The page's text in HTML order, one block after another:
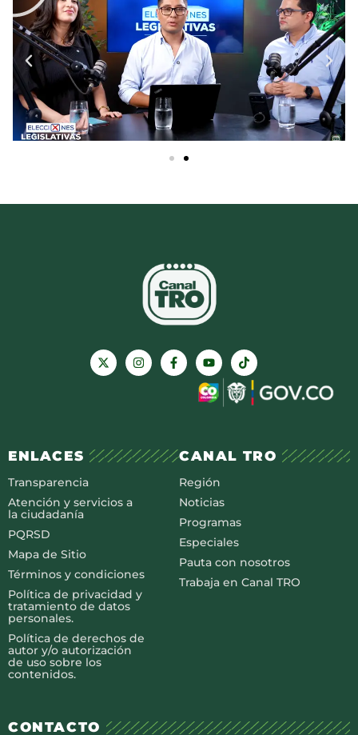
ENLACES
Transparencia
Atención y servicios a
la ciudadanía
PQRSD
Mapa de Sitio
Términos y condiciones
Política de privacidad y
tratamiento de datos
personales.
Política de derechos de
autor y/o autorización
de uso sobre los
contenidos.
CANAL TRO
Región
Noticias
Programas
Especiales
Pauta con nosotros
Trabaja en Canal TRO
CONTACTO